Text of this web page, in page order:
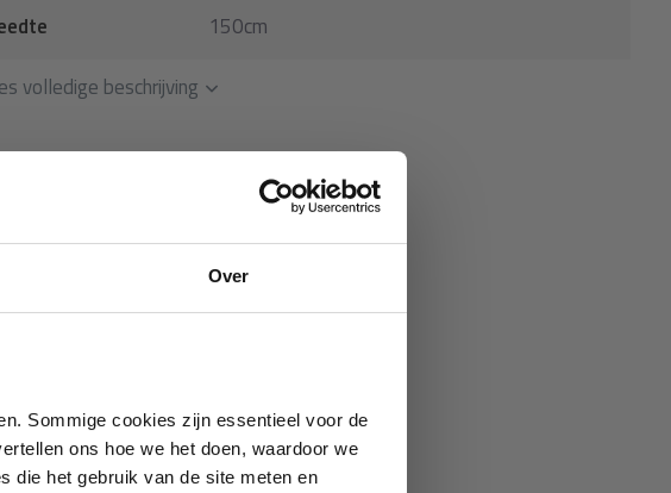
Over
Sommige cookies zijn essentieel voor de
ons hoe we het doen, waardoor we
die het gebruik van de site meten en
150cm
volledige beschrijving